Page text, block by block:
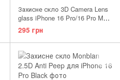
Захисне скло 3D Camera Lens
glass iPhone 16 Pro/16 Pro Max
White Titanium
295 грн